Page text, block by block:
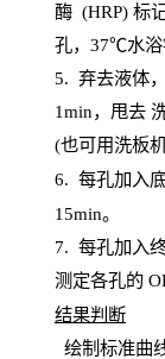
酶 (HRP) 标
孔， 37℃水浴
5. 弃去液体
1min，甩去
(也可用洗板机
6. 每孔加入
15min。
7. 每孔加入
测定各孔的
结果判断
绘制标准曲